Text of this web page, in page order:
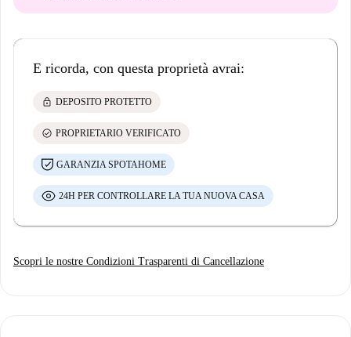
E ricorda, con questa proprietà avrai:
lock DEPOSITO PROTETTO
check_circle PROPRIETARIO VERIFICATO
GARANZIA SPOTAHOME
24H PER CONTROLLARE LA TUA NUOVA CASA
Scopri le nostre Condizioni Trasparenti di Cancellazione